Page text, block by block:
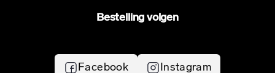
Bestelling volgen
Facebook Instagram